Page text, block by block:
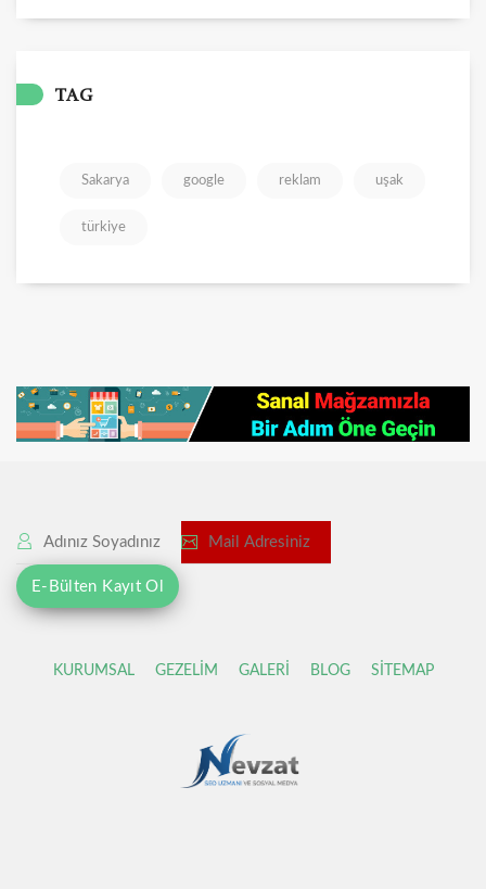
TAG
Sakarya google reklam uşak
türkiye
KURUMSAL GEZELİM GALERİ BLOG SİTEMAP